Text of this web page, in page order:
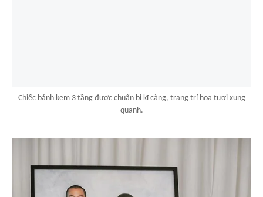
Chiếc bánh kem 3 tầng được chuẩn bị kĩ càng, trang trí hoa tươi xung
quanh.